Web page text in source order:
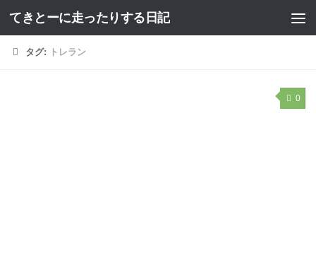
コンテンツへスキップ
てきとーに走ったりする日記
タグ: トレラン
0